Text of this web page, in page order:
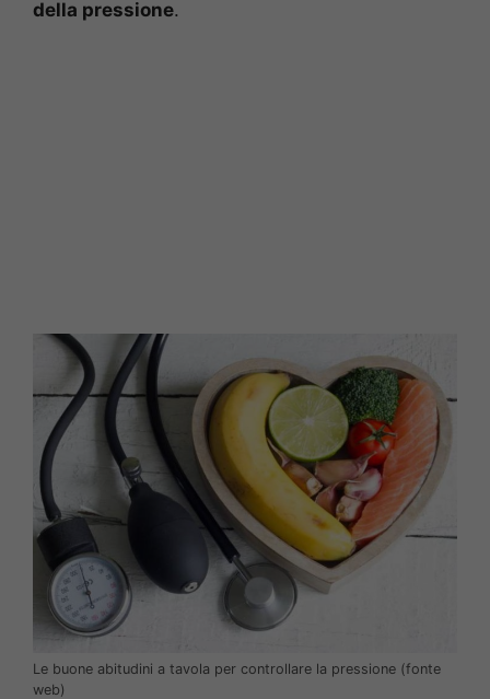
della pressione.
Le buone abitudini a tavola per controllare la pressione (fonte
web)